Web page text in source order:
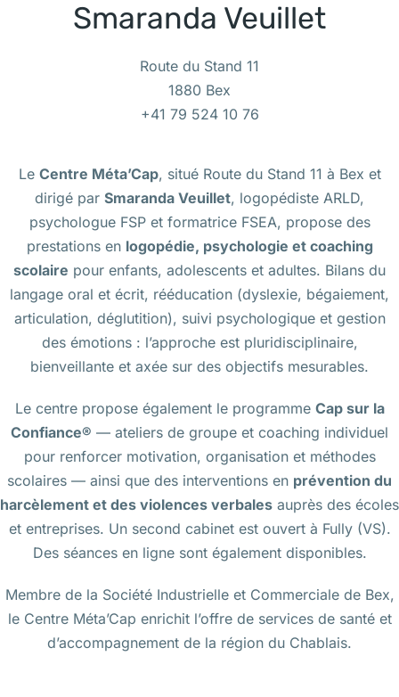
Smaranda Veuillet
Route du Stand 11
1880 Bex
+41 79 524 10 76
Le Centre Méta’Cap, situé Route du Stand 11 à Bex et
dirigé par Smaranda Veuillet, logopédiste ARLD,
psychologue FSP et formatrice FSEA, propose des
prestations en logopédie, psychologie et coaching
scolaire pour enfants, adolescents et adultes. Bilans du
langage oral et écrit, rééducation (dyslexie, bégaiement,
articulation, déglutition), suivi psychologique et gestion
des émotions : l’approche est pluridisciplinaire,
bienveillante et axée sur des objectifs mesurables.
Le centre propose également le programme Cap sur la
Confiance® — ateliers de groupe et coaching individuel
pour renforcer motivation, organisation et méthodes
scolaires — ainsi que des interventions en prévention du
harcèlement et des violences verbales auprès des écoles
et entreprises. Un second cabinet est ouvert à Fully (VS).
Des séances en ligne sont également disponibles.
Membre de la Société Industrielle et Commerciale de Bex,
le Centre Méta’Cap enrichit l’offre de services de santé et
d’accompagnement de la région du Chablais.